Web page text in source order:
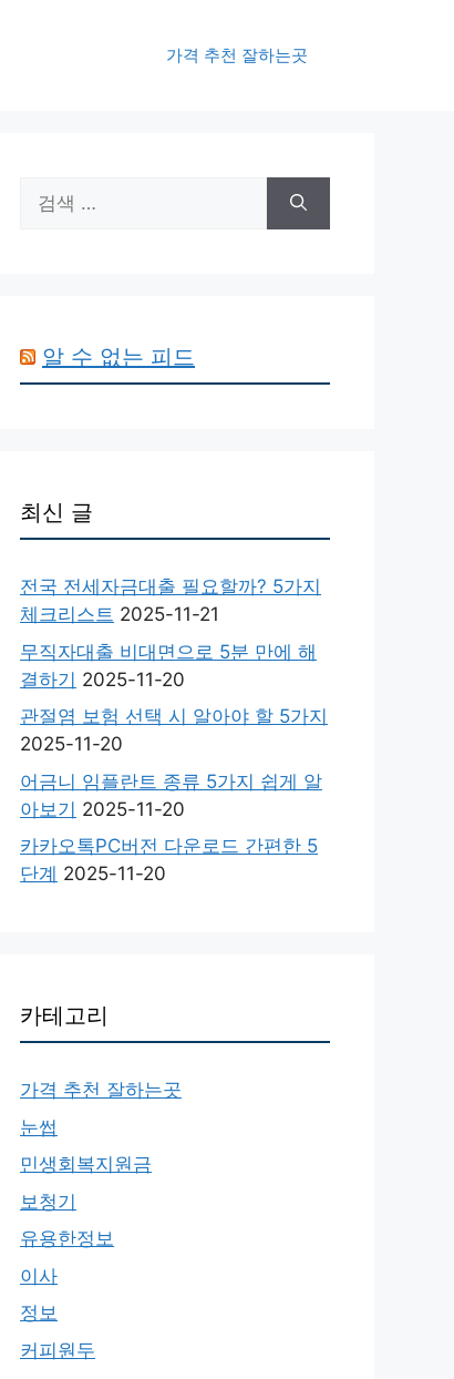
가격 추천 잘하는곳
색:
알 수 없는 피드
최신 글
전국 전세자금대출 필요할까? 5가지
체크리스트 2025-11-21
무직자대출 비대면으로 5분 만에 해
결하기 2025-11-20
관절염 보험 선택 시 알아야 할 5가지
2025-11-20
어금니 임플란트 종류 5가지 쉽게 알
아보기 2025-11-20
카카오톡PC버전 다운로드 간편한 5
단계 2025-11-20
카테고리
가격 추천 잘하는곳
눈썹
민생회복지원금
보청기
유용한정보
이사
정보
커피원두